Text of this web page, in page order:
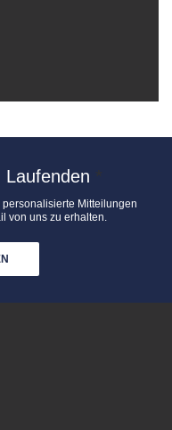
Laufenden *
Mitteilungen
von uns zu erhalten.